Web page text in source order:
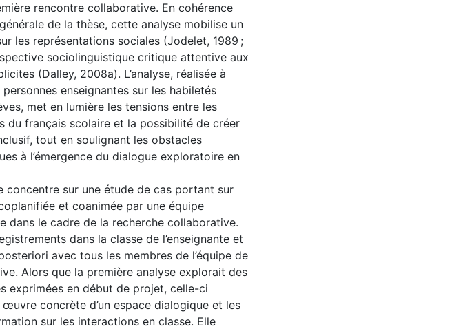
rencontre collaborative. En cohérence
de la thèse, cette analyse mobilise un
les représentations sociales (Jodelet, 1989 ;
sociolinguistique critique attentive aux
(Dalley, 2008a). L’analyse, réalisée à
enseignantes sur les habiletés
met en lumière les tensions entre les
du français scolaire et la possibilité de créer
tout en soulignant les obstacles
à l’émergence du dialogue exploratoire en
concentre sur une étude de cas portant sur
et coanimée par une équipe
dans le cadre de la recherche collaborative.
dans la classe de l’enseignante et
avec tous les membres de l’équipe de
Alors que la première analyse explorait des
exprimées en début de projet, celle-ci
œuvre concrète d’un espace dialogique et les
sur les interactions en classe. Elle